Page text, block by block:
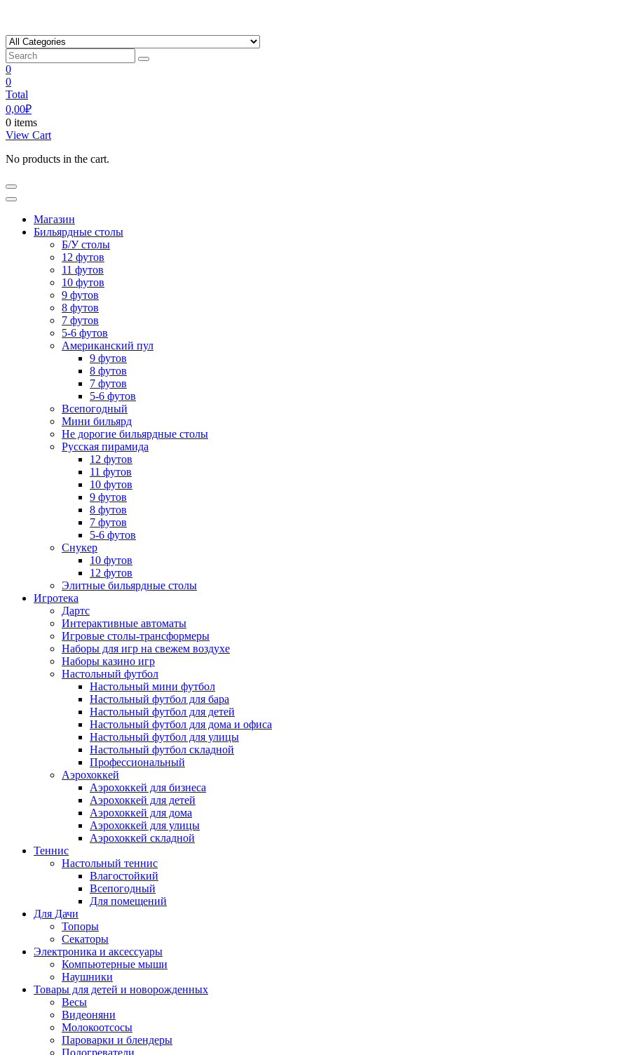
content
0
0
Total
0,00₽
0 items
View Cart
No products in the cart.
Магазин
Бильярдные столы
Б/У столы
12 футов
11 футов
10 футов
9 футов
8 футов
7 футов
5-6 футов
Американский пул
9 футов
8 футов
7 футов
5-6 футов
Всепогодный
Мини бильярд
Не дорогие бильярдные столы
Русская пирамида
12 футов
11 футов
10 футов
9 футов
8 футов
7 футов
5-6 футов
Снукер
10 футов
12 футов
Элитные бильярдные столы
Игротека
Дартс
Интерактивные автоматы
Игровые столы-трансформеры
Наборы для игр на свежем воздухе
Наборы казино игр
Настольный футбол
Настольный мини футбол
Настольный футбол для бара
Настольный футбол для детей
Настольный футбол для дома и офиса
Настольный футбол для улицы
Настольный футбол складной
Профессиональный
Аэрохоккей
Аэрохоккей для бизнеса
Аэрохоккей для детей
Аэрохоккей для дома
Аэрохоккей для улицы
Аэрохоккей складной
Теннис
Настольный теннис
Влагостойкий
Всепогодный
Для помещений
Для Дачи
Топоры
Секаторы
Электроника и аксессуары
Компьютерные мыши
Наушники
Товары для детей и новорожденных
Весы
Видеоняни
Молокоотсосы
Пароварки и блендеры
Подогреватели